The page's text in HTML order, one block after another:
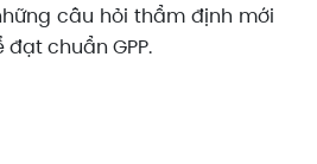
câu hỏi thẩm định mới
chuẩn GPP.